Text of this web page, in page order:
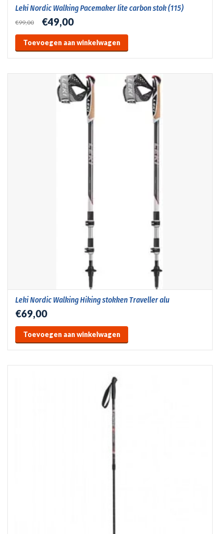
Leki Nordic Walking Pacemaker lite carbon stok (115)
€99,00 €49,00
Toevoegen aan winkelwagen
Leki Nordic Walking Hiking stokken Traveller alu
€69,00
Toevoegen aan winkelwagen